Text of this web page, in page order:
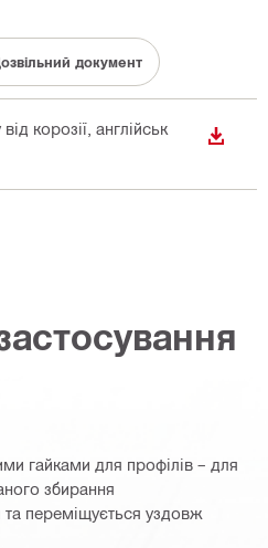
документ
корозії , англійськ
гайками для профілів – для
збирання
переміщується уздовж